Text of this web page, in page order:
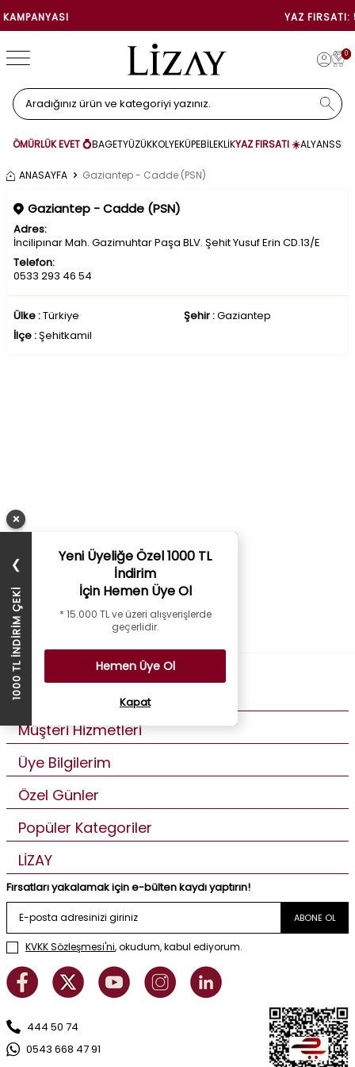
YAZ FIRSATI: 5.000 TL
0
ÖMÜRLÜK EVET 💍BAGETYÜZÜKKOLYEKÜPEBİLEKLİKYAZ FIRSATI ☀️ALYANS
ANASAYFA Gaziantep - Cadde (PSN)
Gaziantep - Cadde (PSN)
Adres:
İncilipınar Mah. Gazimuhtar Paşa BLV. Şehit Yusuf Erin CD.13/E
Telefon:
0533 293 46 54
Ülke :Türkiye Şehir :Gaziantep
İlçe :Şehitkamil
Kurumsal
Müşteri Hizmetleri
Üye Bilgilerim
Özel Günler
Popüler Kategoriler
LİZAY
Fırsatları yakalamak için e-bülten kaydı yaptırın!
ABONE OL
KVKK Sözleşmesi'ni, okudum, kabul ediyorum.
444 50 74
0543 668 47 91
×
❯
1000 TL İNDİRİM ÇEKİ
Yeni Üyeliğe Özel 1000 TL
İndirim
İçin Hemen Üye Ol
* 15.000 TL ve üzeri alışverişlerde
geçerlidir.
Hemen Üye Ol
Kapat